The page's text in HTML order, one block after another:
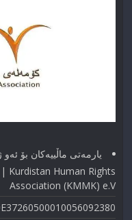
یارمەتی ماڵییەکان بۆ
Kurdistan Human Rights
Association (KMMK) e.V